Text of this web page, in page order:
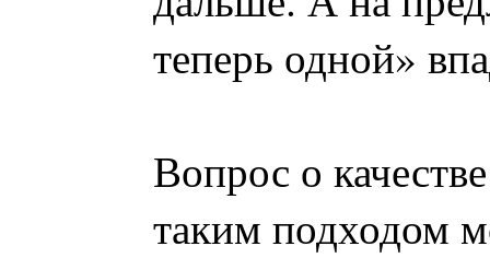
теперь одной»
Вопрос о
таким подходом